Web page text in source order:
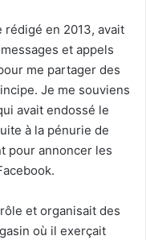
rédigé en 2013, avait
et appels
me partager des
Je me souviens
avait endossé le
à la pénurie de
pour annoncer les
et organisait des
où il exerçait